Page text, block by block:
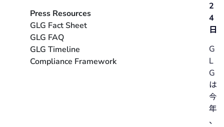
Press Resources
GLG Fact Sheet
GLG FAQ
GLG Timeline
Compliance Framework
2
4
日
G
L
G
は
今
年
、